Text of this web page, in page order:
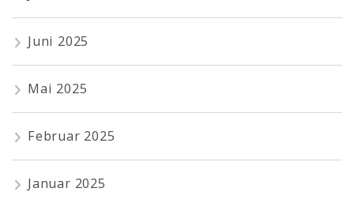
Juni 2025
Mai 2025
Februar 2025
Januar 2025